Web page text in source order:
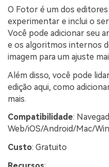
O Fotor é um dos
experimentar e inclui o
Você pode adicionar seu
e os algoritmos internos
imagem para um ajuste
Além disso, você pode
edição aqui, como
mais.
Compatibilidade:
Web/iOS/Android/Mac/
Custo: Gratuito